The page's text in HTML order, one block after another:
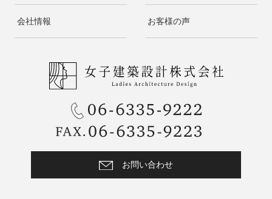
会社情報 お客様の声
お問い合わせ